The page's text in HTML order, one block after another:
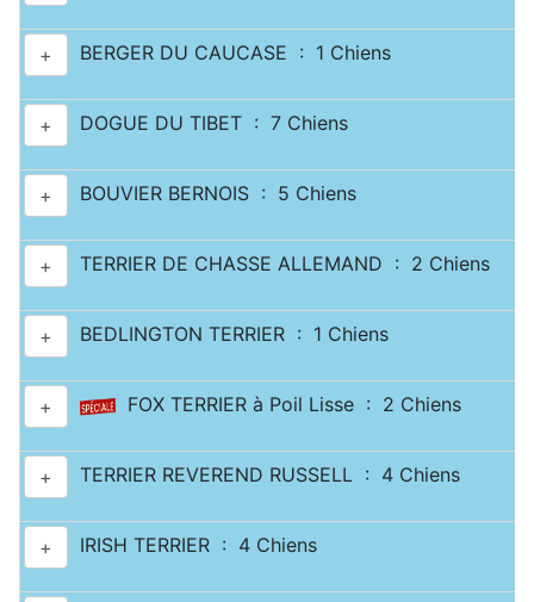
+ BERGER DU CAUCASE : 1 Chiens
+ DOGUE DU TIBET : 7 Chiens
+ BOUVIER BERNOIS : 5 Chiens
+ TERRIER DE CHASSE ALLEMAND : 2 Chiens
+ BEDLINGTON TERRIER : 1 Chiens
+ FOX TERRIER à Poil Lisse : 2 Chiens
+ TERRIER REVEREND RUSSELL : 4 Chiens
+ IRISH TERRIER : 4 Chiens